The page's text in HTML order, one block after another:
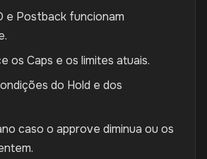
e Postback funcionam
os Caps e os limites atuais.
do Hold e dos
caso o approve diminua ou os